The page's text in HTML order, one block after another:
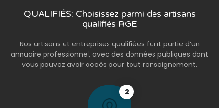
QUALIFIÉS: Choisissez parmi des artisans
qualifiés RGE
Nos artisans et entreprises qualifiées font partie d’un
annuaire professionnel, avec des données publiques dont
vous pouvez avoir accès pour tout renseignement.
2